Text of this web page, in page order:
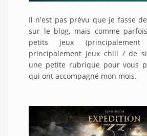
Il n'est pas prévu que je fasse
sur le blog, mais comme
petits jeux
principalement jeux chill / de
une petite rubrique pour vous
qui ont accompagné mon mois.